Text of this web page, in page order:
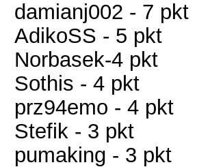
damianj002 - 7 pkt
AdikoSS - 5 pkt
Norbasek-4 pkt
Sothis - 4 pkt
prz94emo - 4 pkt
Stefik - 3 pkt
pumaking - 3 pkt